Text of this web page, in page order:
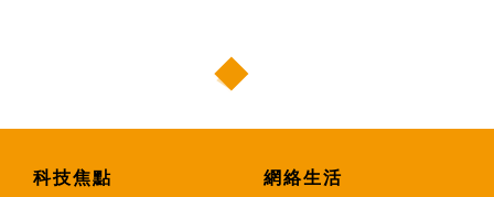
科技焦點 網絡生活